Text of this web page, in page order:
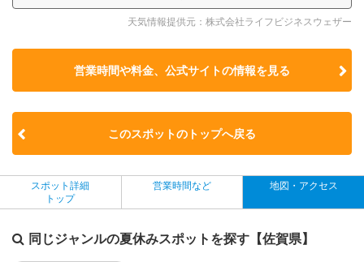
天気情報提供元：株式会社ライフビジネスウェザー
営業時間や料金、公式サイトの情報を見る
このスポットのトップへ戻る
スポット詳細
トップ
営業時間など 地図・アクセス
同じジャンルの夏休みスポットを探す【佐賀県】